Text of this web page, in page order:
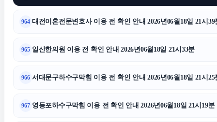
964 대전이혼전문변호사 이용 전 확인 안내 2026년06월18일 21시39
965 일산한의원 이용 전 확인 안내 2026년06월18일 21시33분
966 서대문구하수구막힘 이용 전 확인 안내 2026년06월18일 21시25
967 영등포하수구막힘 이용 전 확인 안내 2026년06월18일 21시19분